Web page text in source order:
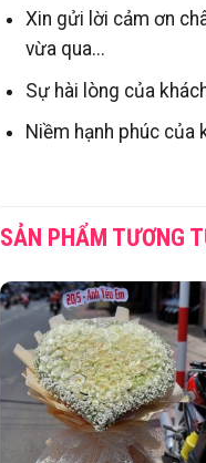
Xin gửi lời cảm ơn
vừa qua...
Sự hài lòng của
Niềm hạnh phúc của
SẢN PHẨM TƯƠNG